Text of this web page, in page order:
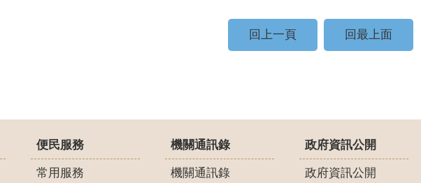
回上一頁 回最上面
便民服務
常用服務
機關通訊錄
機關通訊錄
政府資訊公開
政府資訊公開